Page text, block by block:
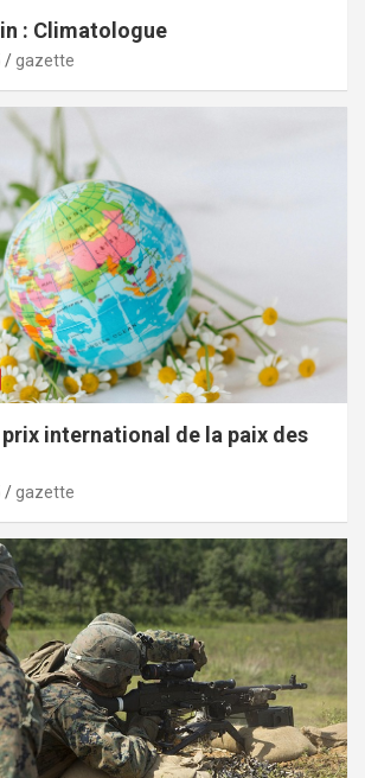
: Climatologue
gazette
prix international de la paix des
gazette